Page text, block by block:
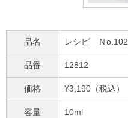
品名 レシピ Ｎo.102
品番 12812
価格 ¥3,190（税込）
容量 10ml